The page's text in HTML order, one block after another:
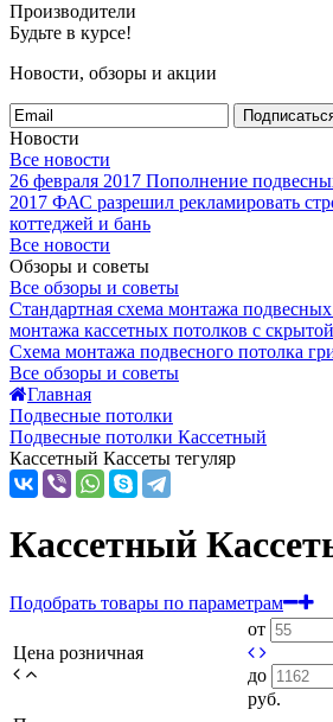
Производители
Будьте в курсе!
Новости, обзоры и акции
Новости
Все новости
26 февраля 2017 Пополнение
2017 ФАС разрешил рекламировать
коттеджей и бань
Все новости
Обзоры и советы
Все обзоры и советы
Стандартная схема монтажа
монтажа кассетных потолков с
Схема монтажа подвесного потолка
Все обзоры и советы
Главная
Подвесные потолки
Подвесные потолки Кассетный
Кассетный Кассеты тегуляр
Кассетный
Подобрать товары по параметрам
Цена розничная
от
до
руб.